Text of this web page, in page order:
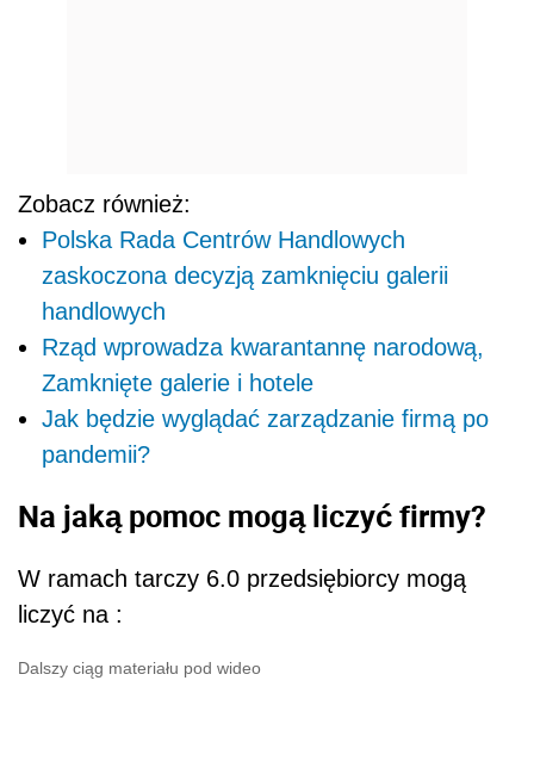
Zobacz również:
Polska Rada Centrów Handlowych
zaskoczona decyzją zamknięciu galerii
handlowych
Rząd wprowadza kwarantannę narodową,
Zamknięte galerie i hotele
Jak będzie wyglądać zarządzanie firmą po
pandemii?
Na jaką pomoc mogą liczyć firmy?
W ramach tarczy 6.0 przedsiębiorcy mogą
liczyć na :
Dalszy ciąg materiału pod wideo